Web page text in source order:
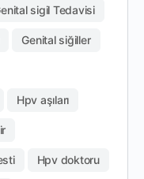
sigil Tedavisi
Genital siğiller
Hpv aşıları
Hpv doktoru